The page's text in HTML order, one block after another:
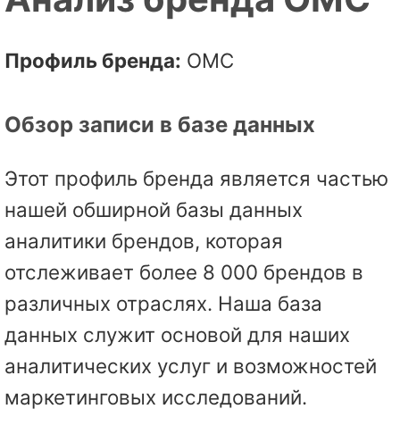
Профиль бренда: OMC
Обзор записи в базе данных
Этот профиль бренда является частью
нашей обширной базы данных
аналитики брендов, которая
отслеживает более 8 000 брендов в
различных отраслях. Наша база
данных служит основой для наших
аналитических услуг и возможностей
маркетинговых исследований.